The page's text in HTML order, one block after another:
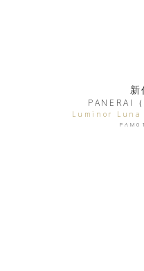
新
PANERAI（
Luminor Luna